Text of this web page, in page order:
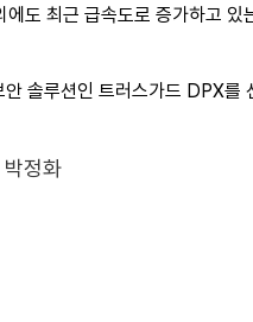
도 최근 급속도로 증가하고
솔루션인 트러스가드 DPX를
정화